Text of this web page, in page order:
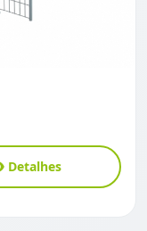
Detalhes